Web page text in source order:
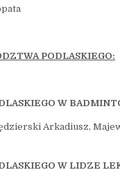
PODLASKIEGO:
W
Arkadiusz,
W LIDZE